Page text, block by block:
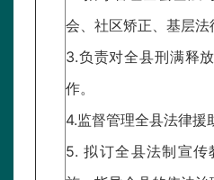
会、社区矫正、基层法
3.负责对全县刑满释
作。
4.监督管理全县法律援
5. 拟订全县法制宣